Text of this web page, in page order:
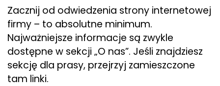
Zacznij od odwiedzenia strony internetowej
firmy – to absolutne minimum.
Najważniejsze informacje są zwykle
dostępne w sekcji „O nas”. Jeśli znajdziesz
sekcję dla prasy, przejrzyj zamieszczone
tam linki.